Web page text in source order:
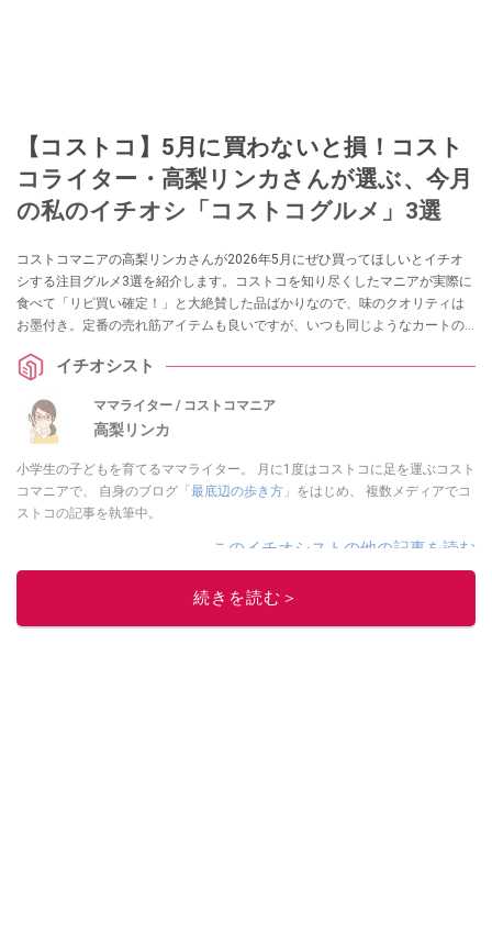
【コストコ】5月に買わないと損！コスト
コライター・高梨リンカさんが選ぶ、今月
の私のイチオシ「コストコグルメ」3選
コストコマニアの高梨リンカさんが2026年5月にぜひ買ってほしいとイチオ
シする注目グルメ3選を紹介します。コストコを知り尽くしたマニアが実際に
食べて「リピ買い確定！」と大絶賛した品ばかりなので、味のクオリティは
お墨付き。定番の売れ筋アイテムも良いですが、いつも同じようなカートの
ね！
イチオシスト
ママライター / コストコマニア
高梨リンカ
小学生の子どもを育てるママライター。 月に1度はコストコに足を運ぶコスト
コマニアで、 自身のブログ 「最底辺の歩き方」 をはじめ、 複数メディアでコ
ストコの記事を執筆中。
このイチオシストの他の記事を読む
続きを読む＞